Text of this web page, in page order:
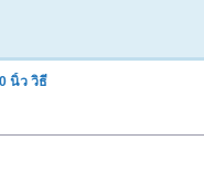
นิ้ว วิธี